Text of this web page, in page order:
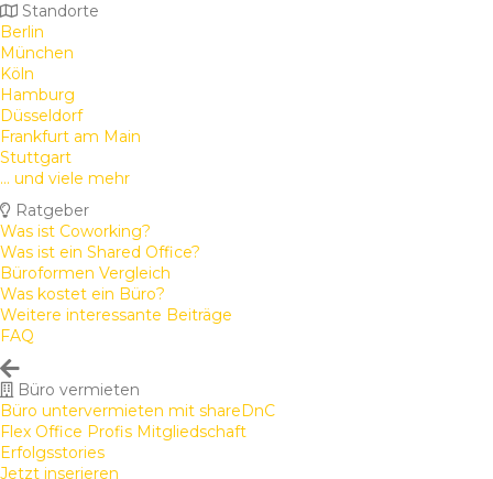
Standorte
Berlin
München
Köln
Hamburg
Düsseldorf
Frankfurt am Main
Stuttgart
... und viele mehr
Ratgeber
Was ist Coworking?
Was ist ein Shared Office?
Büroformen Vergleich
Was kostet ein Büro?
Weitere interessante Beiträge
FAQ
Büro vermieten
Büro untervermieten mit shareDnC
Flex Office Profis Mitgliedschaft
Erfolgsstories
Jetzt inserieren